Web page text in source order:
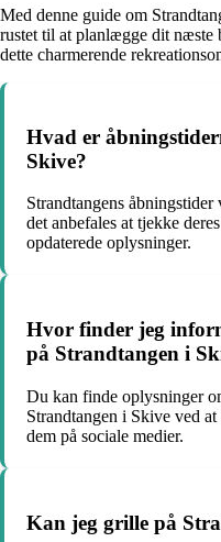
Med denne guide om
rustet til at planlægge dit næste
dette charmerende
Hvad er
Skive?
Strandtangens
det anbefales at tjekke
opdaterede oplysninger.
Hvor finder jeg
på Strandtangen i
Du kan finde oplysninger
Strandtangen i Skive ved
dem på sociale medier.
Kan jeg grille på